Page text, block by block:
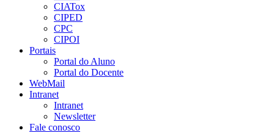
CIATox
CIPED
CPC
CIPOI
Portais
Portal do Aluno
Portal do Docente
WebMail
Intranet
Intranet
Newsletter
Fale conosco